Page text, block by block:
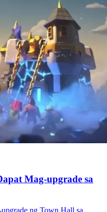
Mag-upgrade sa
ng Town Hall sa